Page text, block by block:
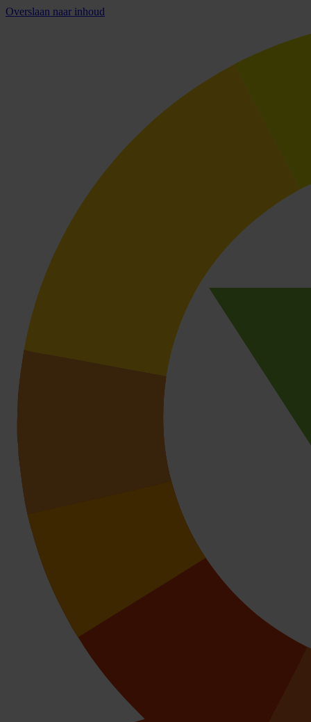
Overslaan naar inhoud